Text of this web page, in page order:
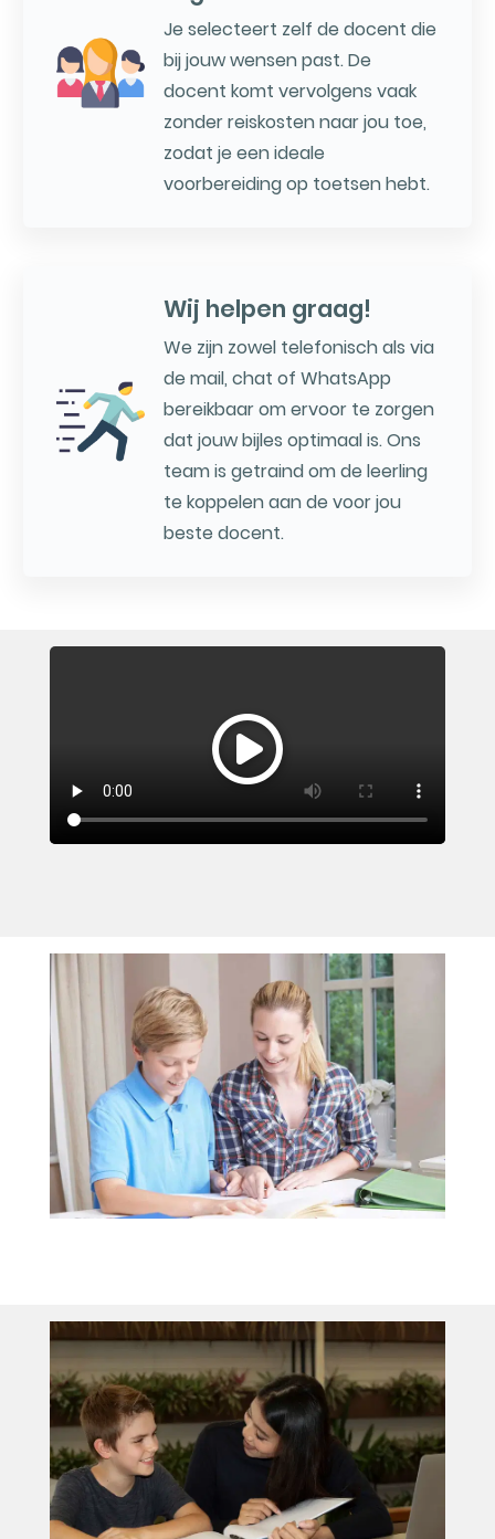
Je selecteert zelf de docent die
bij jouw wensen past. De
docent komt vervolgens vaak
zonder reiskosten naar jou toe,
zodat je een ideale
voorbereiding op toetsen hebt.
Wij helpen graag!
We zijn zowel telefonisch als via
de mail, chat of WhatsApp
bereikbaar om ervoor te zorgen
dat jouw bijles optimaal is. Ons
team is getraind om de leerling
te koppelen aan de voor jou
beste docent.